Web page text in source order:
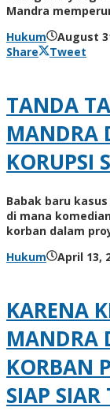
Mandra
Hukum
August
Share
Tweet
TANDA
MANDRA
KORUPSI
Babak baru
di mana
korban dalam
Hukum
April 13,
KARENA
MANDRA
KORBAN
SIAP SIAR